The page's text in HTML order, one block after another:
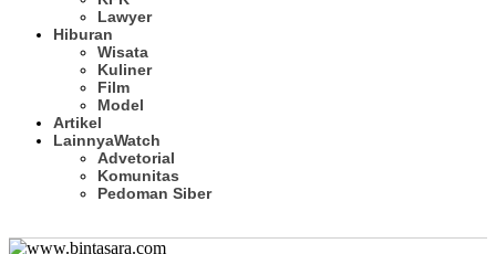
Lawyer
Hiburan
Wisata
Kuliner
Film
Model
Artikel
LainnyaWatch
Advetorial
Komunitas
Pedoman Siber